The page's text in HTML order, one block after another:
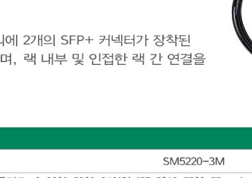
에 2개의 SFP+
커넥터가 장착된
랙 내부 및 인접한 랙 간 연결을
SM5220
- 3M